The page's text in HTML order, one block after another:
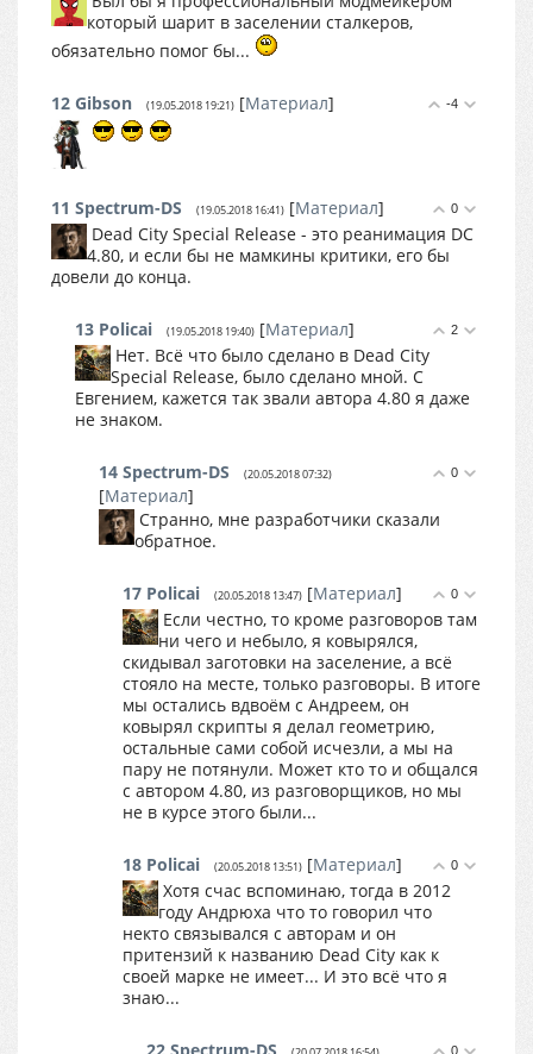
который шарит в заселении сталкеров,
обязательно помог бы...
-4
12 Gibson (19.05.2018 19:21) [Материал]
0
11 Spectrum-DS (19.05.2018 16:41) [Материал]
Dead City Special Release - это реанимация DC
4.80, и если бы не мамкины критики, его бы
довели до конца.
2
13 Policai (19.05.2018 19:40) [Материал]
Нет. Всё что было сделано в Dead City
Special Release, было сделано мной. С
Евгением, кажется так звали автора 4.80 я даже
не знаком.
0
14 Spectrum-DS (20.05.2018 07:32)
[Материал]
Странно, мне разработчики сказали
обратное.
0
17 Policai (20.05.2018 13:47) [Материал]
Если честно, то кроме разговоров там
ни чего и небыло, я ковырялся,
скидывал заготовки на заселение, а всё
стояло на месте, только разговоры. В итоге
мы остались вдвоём с Андреем, он
ковырял скрипты я делал геометрию,
остальные сами собой исчезли, а мы на
пару не потянули. Может кто то и общался
с автором 4.80, из разговорщиков, но мы
не в курсе этого были...
0
18 Policai (20.05.2018 13:51) [Материал]
Хотя счас вспоминаю, тогда в 2012
году Андрюха что то говорил что
некто связывался с авторам и он
притензий к названию Dead City как к
своей марке не имеет... И это всё что я
знаю...
0